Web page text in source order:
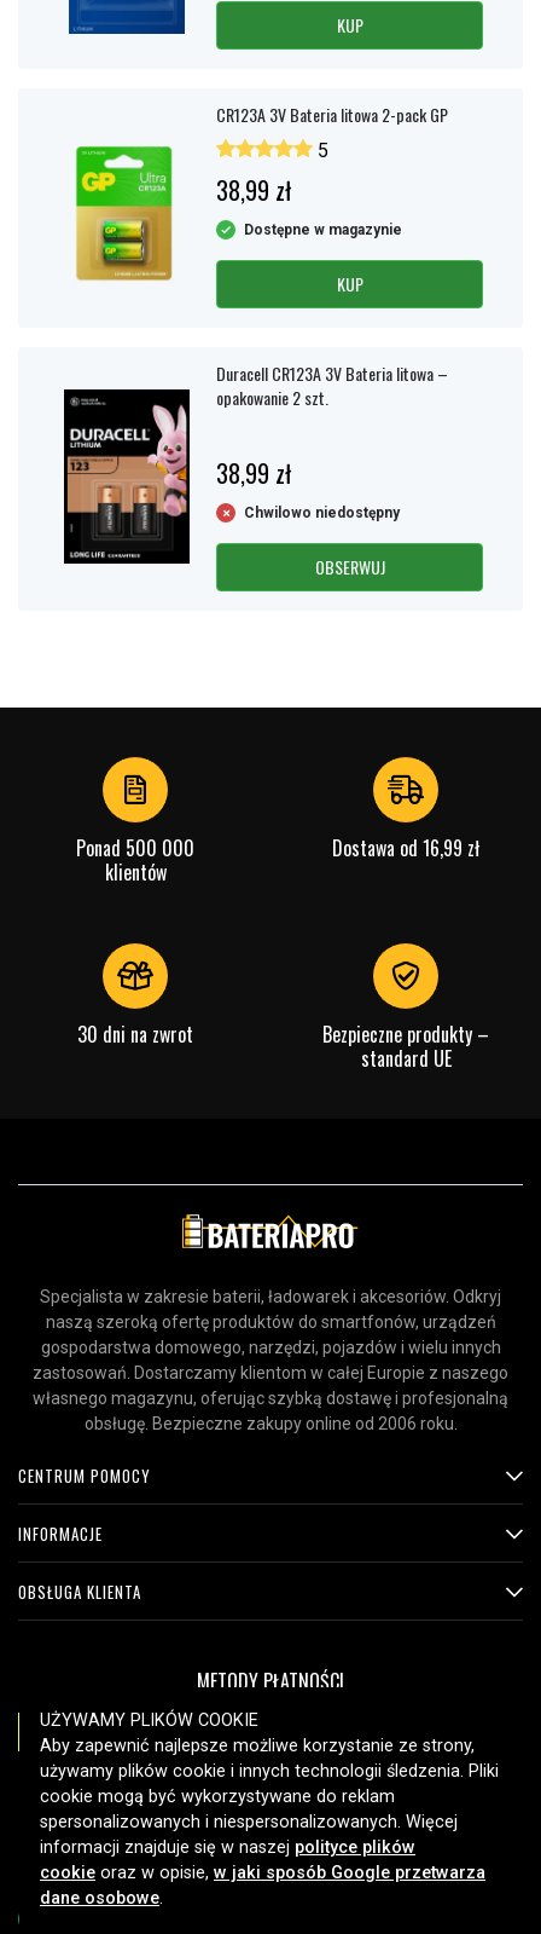
KUP
CR123A 3V Bateria litowa 2-pack GP
5
38,99 zł
Dostępne w magazynie
KUP
Duracell CR123A 3V Bateria litowa –
opakowanie 2 szt.
38,99 zł
Chwilowo niedostępny
OBSERWUJ
Ponad 500 000
klientów
Dostawa od 16,99 zł
30 dni na zwrot
Bezpieczne produkty –
standard UE
Specjalista w zakresie baterii, ładowarek i akcesoriów. Odkryj
naszą szeroką ofertę produktów do smartfonów, urządzeń
gospodarstwa domowego, narzędzi, pojazdów i wielu innych
zastosowań. Dostarczamy klientom w całej Europie z naszego
własnego magazynu, oferując szybką dostawę i profesjonalną
obsługę. Bezpieczne zakupy online od 2006 roku.
CENTRUM POMOCY
INFORMACJE
OBSŁUGA KLIENTA
METODY PŁATNOŚCI
OPCJE DOSTAWY
UŻYWAMY PLIKÓW COOKIE
Aby zapewnić najlepsze możliwe korzystanie ze strony,
używamy plików cookie i innych technologii śledzenia. Pliki
cookie mogą być wykorzystywane do reklam
spersonalizowanych i niespersonalizowanych. Więcej
informacji znajduje się w naszej polityce plików
cookie oraz w opisie, w jaki sposób Google przetwarza
dane osobowe.